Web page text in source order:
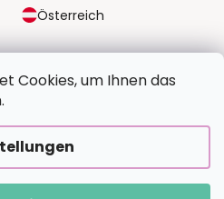
Cookies, um Ihnen das
Österreich